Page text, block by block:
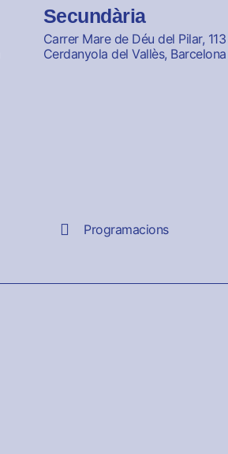
Secundària
Carrer Mare de Déu del Pilar, 113
Cerdanyola del Vallès, Barcelona
Programacions